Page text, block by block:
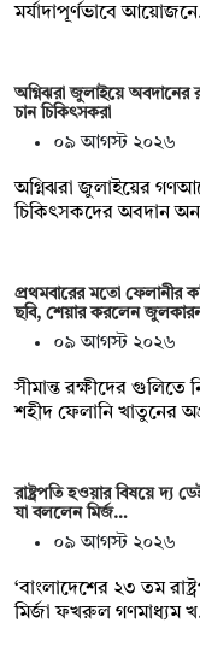
মর্যাদাপূর্ণভাবে
অগ্নিঝরা জুলাইয়ে অবদানের
চান চিকিৎসকরা
০৯ আগস্ট ২০২৬
অগ্নিঝরা জুলাইয়ের
চিকিৎসকদের অবদান
প্রথমবারের মতো ফেলানীর
ছবি, শেয়ার করলেন
০৯ আগস্ট ২০২৬
সীমান্ত রক্ষীদের গুলিতে
শহীদ ফেলানি খাতুনের
রাষ্ট্রপতি হওয়ার বিষয়ে দ্য
যা বললেন মির্জ…
০৯ আগস্ট ২০২৬
‘বাংলাদেশের ২৩ তম
মির্জা ফখরুল গণমাধ্যম